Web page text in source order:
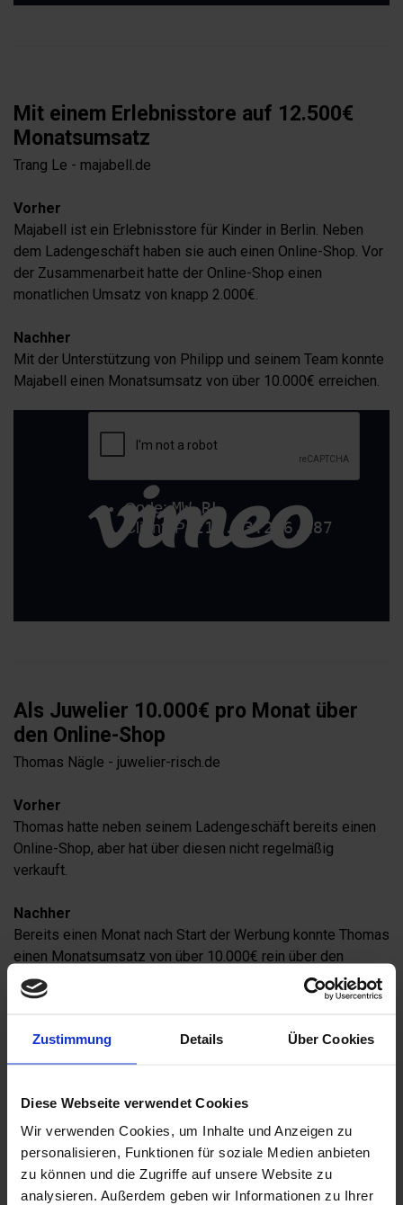
Zustimmung Details Über Cookies
Diese Webseite verwendet Cookies
Wir verwenden Cookies, um Inhalte und Anzeigen zu
personalisieren, Funktionen für soziale Medien anbieten
zu können und die Zugriffe auf unsere Website zu
analysieren. Außerdem geben wir Informationen zu Ihrer
Mit einem Erlebnisstore auf 12.500€
Monatsumsatz
Trang Le - majabell.de
Vorher
Majabell ist ein Erlebnisstore für Kinder in Berlin. Neben
dem Ladengeschäft haben sie auch einen Online-Shop. Vor
der Zusammenarbeit hatte der Online-Shop einen
monatlichen Umsatz von knapp 2.000€.
Nachher
Mit der Unterstützung von Philipp und seinem Team konnte
Majabell einen Monatsumsatz von über 10.000€ erreichen.
Als Juwelier 10.000€ pro Monat über
den Online-Shop
Thomas Nägle - juwelier-risch.de
Vorher
Thomas hatte neben seinem Ladengeschäft bereits einen
Online-Shop, aber hat über diesen nicht regelmäßig
verkauft.
Nachher
Bereits einen Monat nach Start der Werbung konnte Thomas
einen Monatsumsatz von über 10.000€ rein über den
Online-Shop erzielen.